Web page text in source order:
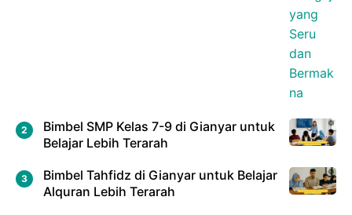
Bimbel SMP Kelas 7-9 di Gianyar untuk
Belajar Lebih Terarah
Bimbel Tahfidz di Gianyar untuk Belajar
Alquran Lebih Terarah